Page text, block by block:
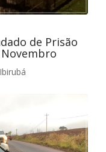
de Prisão